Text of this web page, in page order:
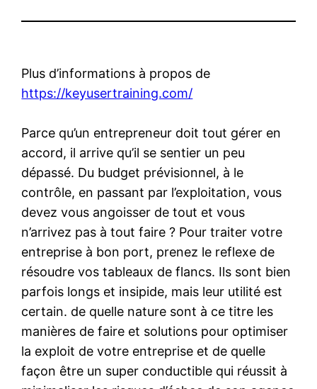
Plus d’informations à propos de
https://keyusertraining.com/
Parce qu’un entrepreneur doit tout gérer en
accord, il arrive qu’il se sentier un peu
dépassé. Du budget prévisionnel, à le
contrôle, en passant par l’exploitation, vous
devez vous angoisser de tout et vous
n’arrivez pas à tout faire ? Pour traiter votre
entreprise à bon port, prenez le reflexe de
résoudre vos tableaux de flancs. Ils sont bien
parfois longs et insipide, mais leur utilité est
certain. de quelle nature sont à ce titre les
manières de faire et solutions pour optimiser
la exploit de votre entreprise et de quelle
façon être un super conductible qui réussit à